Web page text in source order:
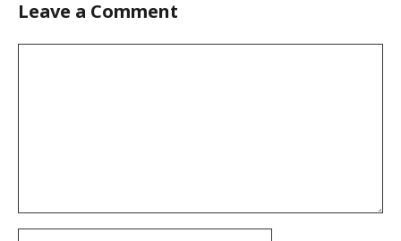
Leave a Comment